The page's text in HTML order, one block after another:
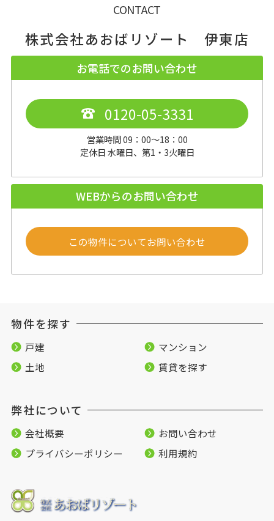
CONTACT
株式会社あおばリゾート 伊東店
お電話でのお問い合わせ
0120-05-3331
営業時間 09：00～18：00
定休日 水曜日、第1・3火曜日
WEBからのお問い合わせ
この物件についてお問い合わせ
物件を探す
戸建
マンション
土地
賃貸を探す
弊社について
会社概要
お問い合わせ
プライバシーポリシー
利用規約